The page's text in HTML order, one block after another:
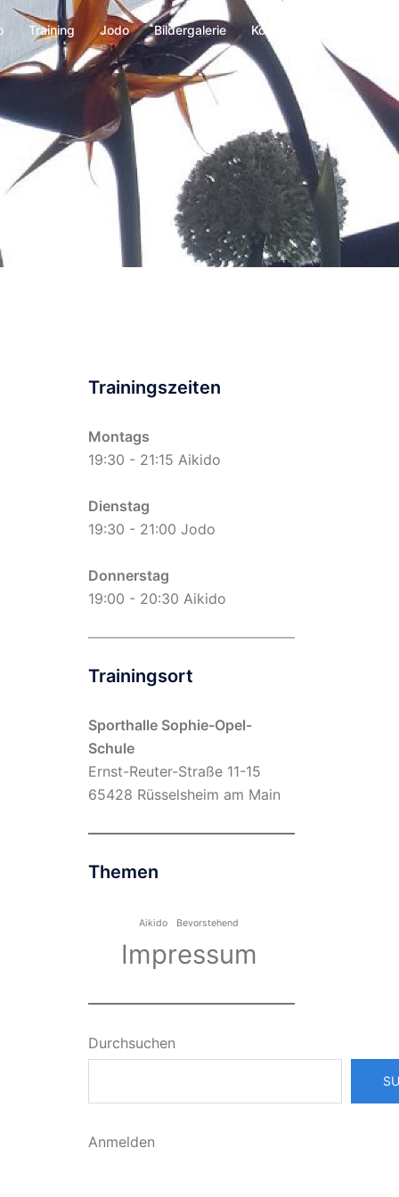
Training Jodo Bildergalerie Kontakt
Trainingszeiten
Montags
19:30 - 21:15 Aikido
Dienstag
19:30 - 21:00 Jodo
Donnerstag
19:00 - 20:30 Aikido
Trainingsort
Sporthalle Sophie-Opel-
Schule
Ernst-Reuter-Straße 11-15
65428 Rüsselsheim am Main
Themen
Aikido Bevorstehend
Impressum
Durchsuchen
Anmelden